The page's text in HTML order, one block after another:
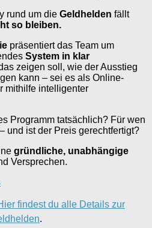
rund um die Geldhelden fällt
so bleiben.
präsentiert das Team um
System in klar
zeigen soll, wie der Ausstieg
kann – sei es als Online-
mithilfe intelligenter
Programm tatsächlich? Für wen
und ist der Preis gerechtfertigt?
gründliche, unabhängige
Versprechen.
findest du alle Details zur
.